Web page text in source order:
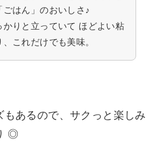
ごはん」のおいしさ♪
かりと立っていて ほどよい粘
、これだけでも美味。
あるので、サクっと楽しみ
◎